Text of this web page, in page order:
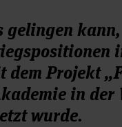
gelingen
Projekt
in
wurde.